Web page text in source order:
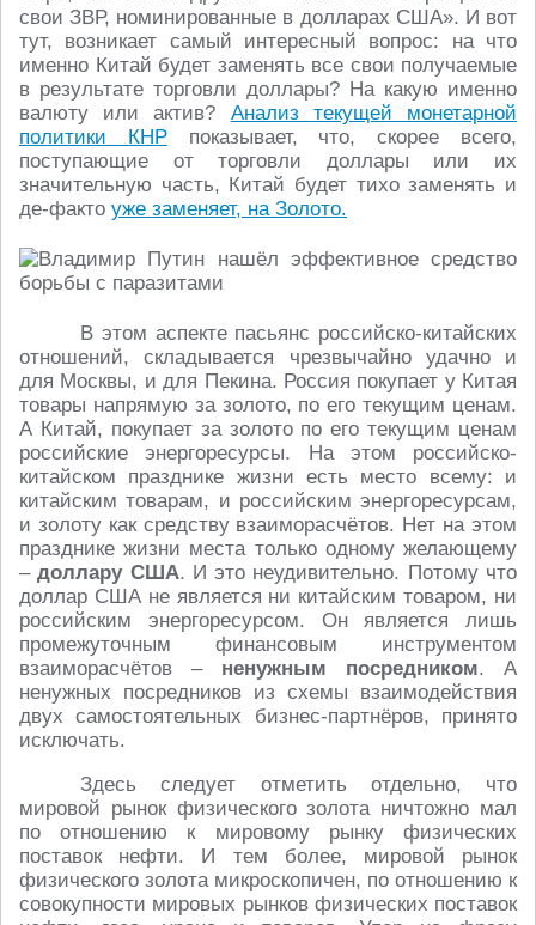
свои ЗВР, номинированные в долларах США». И вот
тут, возникает самый интересный вопрос: на что
именно Китай будет заменять все свои получаемые
в результате торговли доллары? На какую именно
валюту или актив? Анализ текущей монетарной
политики КНРпоказывает, что, скорее всего,
поступающие от торговли доллары или их
значительную часть, Китай будет тихо заменять и
де-факто уже заменяет, на Золото.
В этом аспекте пасьянс российско-китайских
отношений, складывается чрезвычайно удачно и
для Москвы, и для Пекина. Россия покупает у Китая
товары напрямую за золото, по его текущим ценам.
А Китай, покупает за золото по его текущим ценам
российские энергоресурсы. На этом российско-
китайском празднике жизни есть место всему: и
китайским товарам, и российским энергоресурсам,
и золоту как средству взаиморасчётов. Нет на этом
празднике жизни места только одному желающему
–доллару США. И это неудивительно. Потому что
доллар США не является ни китайским товаром, ни
российским энергоресурсом. Он является лишь
промежуточным финансовым инструментом
взаиморасчётов – ненужным посредником. А
ненужных посредников из схемы взаимодействия
двух самостоятельных бизнес-партнёров, принято
исключать.
Здесь следует отметить отдельно, что
мировой рынок физического золота ничтожно мал
по отношению к мировому рынку физических
поставок нефти. И тем более, мировой рынок
физического золота микроскопичен, по отношению к
совокупности мировых рынков физических поставок